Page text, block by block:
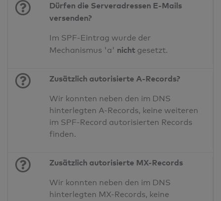
Dürfen die Serveradressen E-Mails
versenden?
Im SPF-Eintrag wurde der
Mechanismus 'a' nicht gesetzt.
Zusätzlich autorisierte A-Records?
Wir konnten neben den im DNS
hinterlegten A-Records, keine weiteren
im SPF-Record autorisierten Records
finden.
Zusätzlich autorisierte MX-Records
Wir konnten neben den im DNS
hinterlegten MX-Records, keine